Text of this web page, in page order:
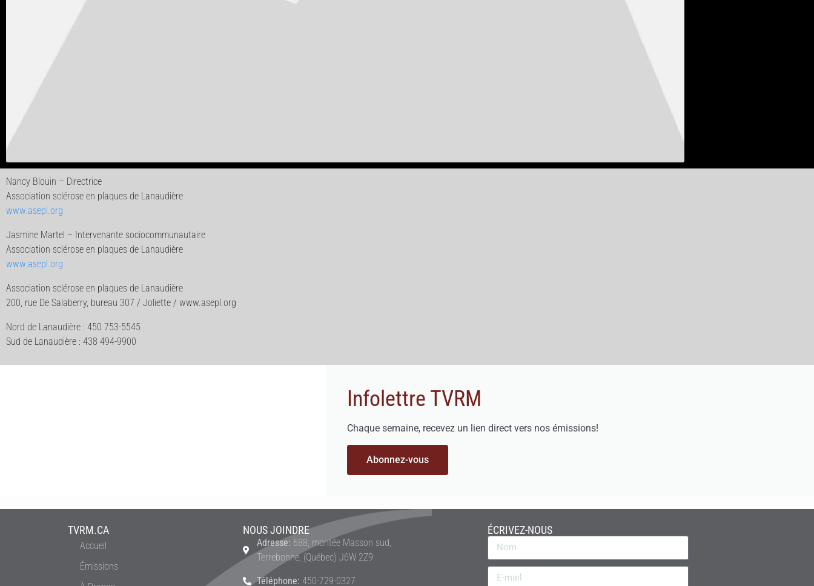
Nancy Blouin – Directrice
Association sclérose en plaques de Lanaudière
www.asepl.org
Jasmine Martel – Intervenante sociocommunautaire
Association sclérose en plaques de Lanaudière
www.asepl.org
Association sclérose en plaques de Lanaudière
200, rue De Salaberry, bureau 307 / Joliette / www.asepl.org
Nord de Lanaudière : 450 753-5545
Sud de Lanaudière : 438 494-9900
Infolettre TVRM
Chaque semaine, recevez un lien direct vers nos émissions!
Abonnez-vous
TVRM.CA
Accueil
Émissions
NOUS JOINDRE
Adresse: 688, montée Masson sud,
Terrebonne, (Québec) J6W 2Z9
Téléphone: 450-729-0327
ÉCRIVEZ-NOUS